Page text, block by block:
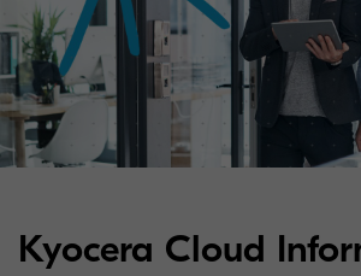
Kyocera Cloud